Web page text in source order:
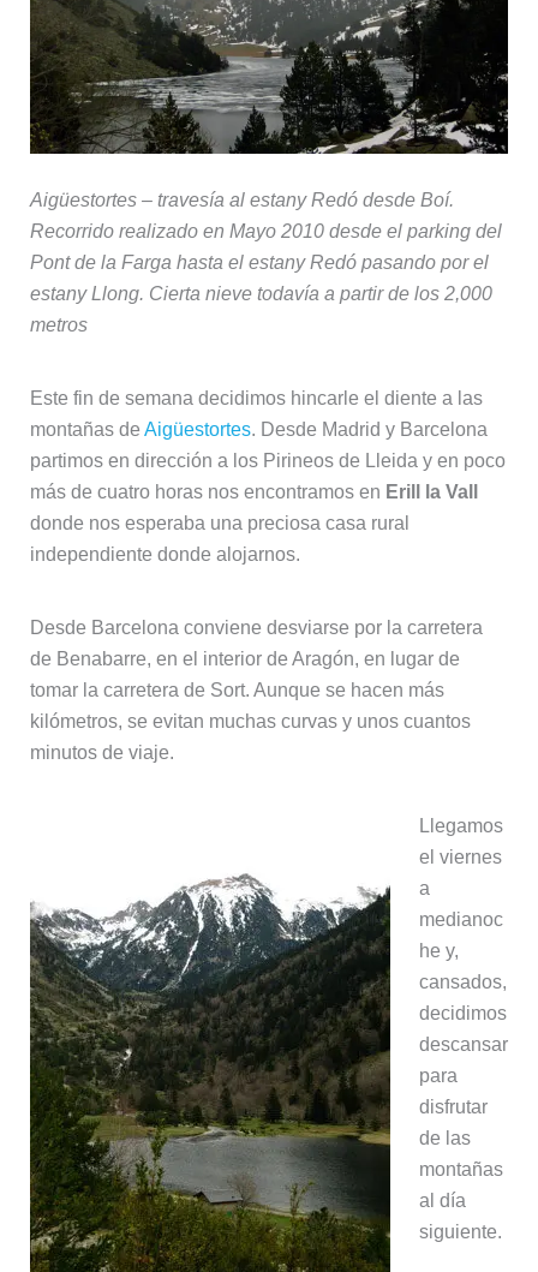
Aigüestortes – travesía al estany Redó desde Boí.
Recorrido realizado en Mayo 2010 desde el parking del
Pont de la Farga hasta el estany Redó pasando por el
estany Llong. Cierta nieve todavía a partir de los 2,000
metros
Este fin de semana decidimos hincarle el diente a las
montañas de Aigüestortes. Desde Madrid y Barcelona
partimos en dirección a los Pirineos de Lleida y en poco
más de cuatro horas nos encontramos en Erill la Vall
donde nos esperaba una preciosa casa rural
independiente donde alojarnos.
Desde Barcelona conviene desviarse por la carretera
de Benabarre, en el interior de Aragón, en lugar de
tomar la carretera de Sort. Aunque se hacen más
kilómetros, se evitan muchas curvas y unos cuantos
minutos de viaje.
Llegamos
el viernes
a
medianoc
he y,
cansados,
decidimos
descansar
para
disfrutar
de las
montañas
al día
siguiente.